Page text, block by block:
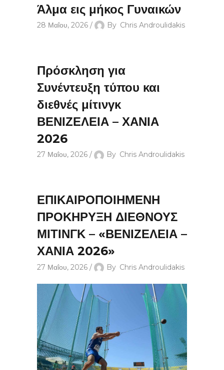
Άλμα εις μήκος Γυναικών
28 Μαΐου, 2026 By Chris Androulidakis
Πρόσκληση για
Συνέντευξη τύπου και
διεθνές μίτινγκ
ΒΕΝΙΖΕΛΕΙΑ – ΧΑΝΙΑ
2026
27 Μαΐου, 2026 By Chris Androulidakis
ΕΠΙΚΑΙΡΟΠΟΙΗΜΕΝΗ
ΠΡΟΚΗΡΥΞΗ ΔΙΕΘΝΟΥΣ
ΜΙΤΙΝΓΚ – «ΒΕΝΙΖΕΛΕΙΑ –
ΧΑΝΙΑ 2026»
27 Μαΐου, 2026 By Chris Androulidakis